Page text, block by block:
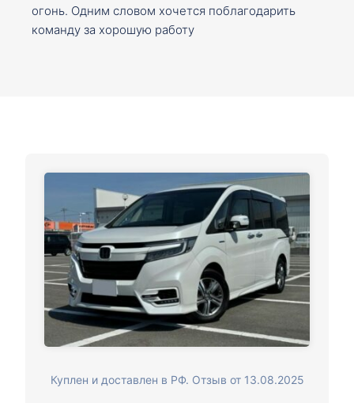
огонь. Одним словом хочется поблагодарить
команду за хорошую работу
Куплен и доставлен в РФ. Отзыв от 13.08.2025